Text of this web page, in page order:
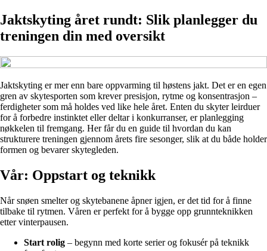
Jaktskyting året rundt: Slik planlegger du
treningen din med oversikt
Jaktskyting er mer enn bare oppvarming til høstens jakt. Det er en egen
gren av skytesporten som krever presisjon, rytme og konsentrasjon –
ferdigheter som må holdes ved like hele året. Enten du skyter leirduer
for å forbedre instinktet eller deltar i konkurranser, er planlegging
nøkkelen til fremgang. Her får du en guide til hvordan du kan
strukturere treningen gjennom årets fire sesonger, slik at du både holder
formen og bevarer skytegleden.
Vår: Oppstart og teknikk
Når snøen smelter og skytebanene åpner igjen, er det tid for å finne
tilbake til rytmen. Våren er perfekt for å bygge opp grunnteknikken
etter vinterpausen.
Start rolig – begynn med korte serier og fokusér på teknikk